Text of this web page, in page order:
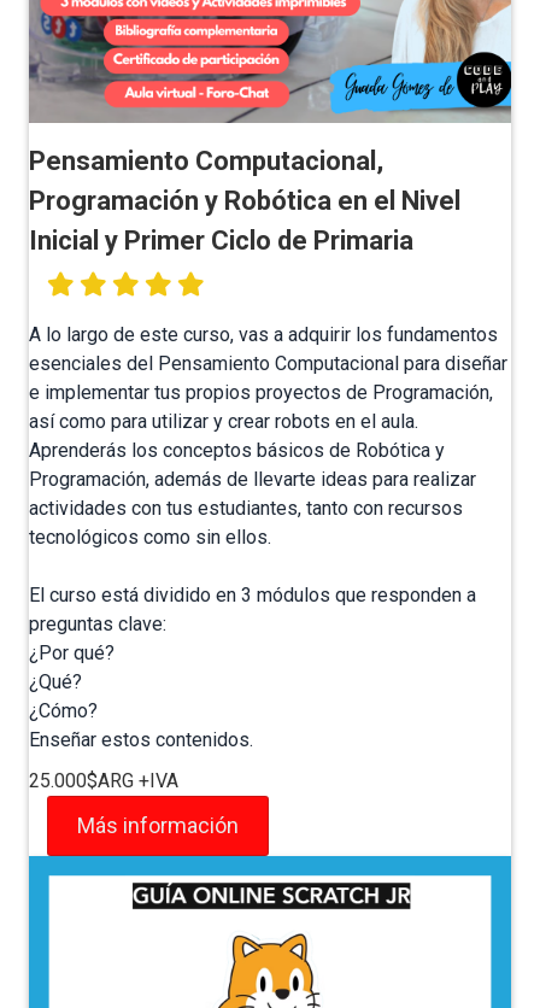
Pensamiento Computacional,
Programación y Robótica en el Nivel
Inicial y Primer Ciclo de Primaria
A lo largo de este curso, vas a adquirir los fundamentos
esenciales del Pensamiento Computacional para diseñar
e implementar tus propios proyectos de Programación,
así como para utilizar y crear robots en el aula.
Aprenderás los conceptos básicos de Robótica y
Programación, además de llevarte ideas para realizar
actividades con tus estudiantes, tanto con recursos
tecnológicos como sin ellos.
El curso está dividido en 3 módulos que responden a
preguntas clave:
¿Por qué?
¿Qué?
¿Cómo?
Enseñar estos contenidos.
25.000$ARG +IVA
Más información